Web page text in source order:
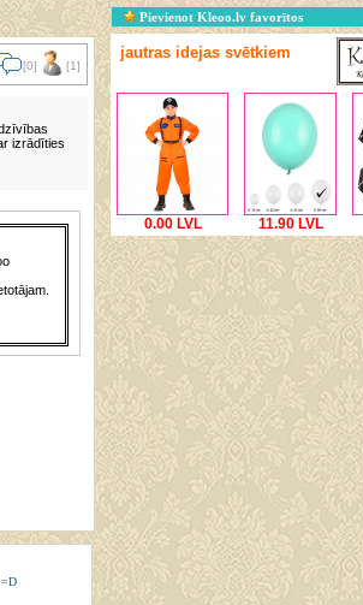
[0] [1]
izrādīties
=D
Pievienot Kleoo.lv favorītos
jautras idejas svētkiem
0.00 LVL 11.90 LVL